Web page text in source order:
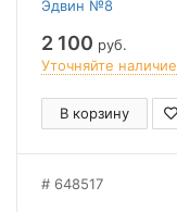
Эдвин №8
2 100 руб.
Уточняйте наличие
В корзину
648517